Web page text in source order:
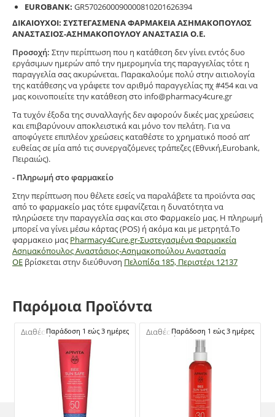
EUROBANK: GR5702600090000810201626394
ΔΙΚΑΙΟΥΧΟΙ: ΣΥΣΤΕΓΑΣΜΕΝΑ ΦΑΡΜΑΚΕΙΑ ΑΣΗΜΑΚΟΠΟΥΛΟΣ
ΑΝΑΣΤΑΣΙΟΣ-ΑΣΗΜΑΚΟΠΟΥΛΟΥ ΑΝΑΣΤΑΣΙΑ Ο.Ε.
Προσοχή: Στην περίπτωση που η κατάθεση δεν γίνει εντός δυο
εργάσιμων ημερών από την ημερομηνία της παραγγελίας τότε η
παραγγελία σας ακυρώνεται. Παρακαλούμε πολύ στην αιτιολογία
της κατάθεσης να γράφετε τον αριθμό παραγγελίας πχ #454 και να
μας κοινοποιείτε την κατάθεση στο info@pharmacy4cure.gr
Τα τυχόν έξοδα της συναλλαγής δεν αφορούν δικές μας χρεώσεις
και επιβαρύνουν αποκλειστικά και μόνο τον πελάτη. Για να
αποφύγετε επιπλέον χρεώσεις καταθέστε το χρηματικό ποσό απ’
ευθείας σε μία από τις συνεργαζόμενες τράπεζες (Εθνική,Eurobank,
Πειραιώς).
- Πληρωμή στο φαρμακείο
Στην περίπτωση που θέλετε εσείς να παραλάβετε τα προϊόντα σας
από το φαρμακείο μας τότε εμφανίζεται η δυνατότητα να
πληρώσετε την παραγγελία σας και στο Φαρμακείο μας. Η πληρωμή
μπορεί να γίνει μέσω κάρτας (POS) ή ακόμα και με μετρητά.Το
φαρμακειο μας Pharmacy4Cure.gr-Συστεγασμένα Φαρμακεία
Ασημακόπουλος Αναστάσιος-Ασημακοπούλου Αναστασία
ΟΕ βρίσκεται στην διεύθυνση Πελοπίδα 185, Περιστέρι 12137
Παρόμοια Προϊόντα
Διαθέσιμο:Παράδοση 1 εώς 3 ημέρες Διαθέσιμο:Παράδοση 1 εώς 3 ημέρες